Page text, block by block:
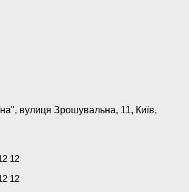
вулиця Зрошувальна, 11, Київ,
12
12